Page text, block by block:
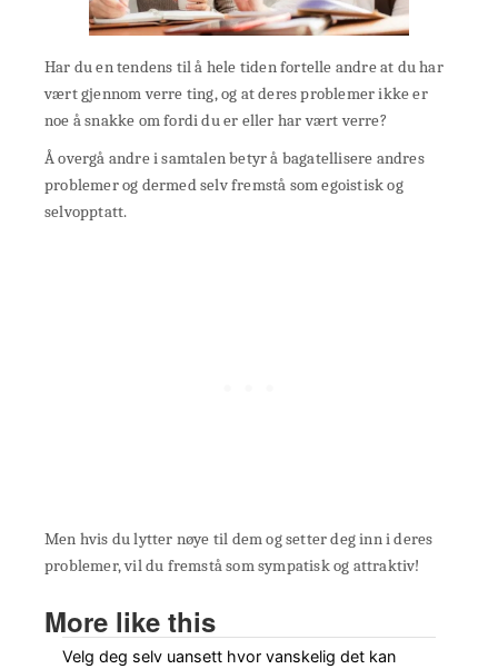
Har du en tendens til å hele tiden fortelle andre at du har
vært gjennom verre ting, og at deres problemer ikke er
noe å snakke om fordi du er eller har vært verre?
Å overgå andre i samtalen betyr å bagatellisere andres
problemer og dermed selv fremstå som egoistisk og
selvopptatt.
Men hvis du lytter nøye til dem og setter deg inn i deres
problemer, vil du fremstå som sympatisk og attraktiv!
More like this
Velg deg selv uansett hvor vanskelig det kan